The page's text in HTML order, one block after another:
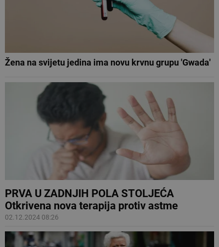
Žena na svijetu jedina ima novu krvnu grupu 'Gwada'
PRVA U ZADNJIH POLA STOLJEĆA
Otkrivena nova terapija protiv astme
02.12.2024 08:26